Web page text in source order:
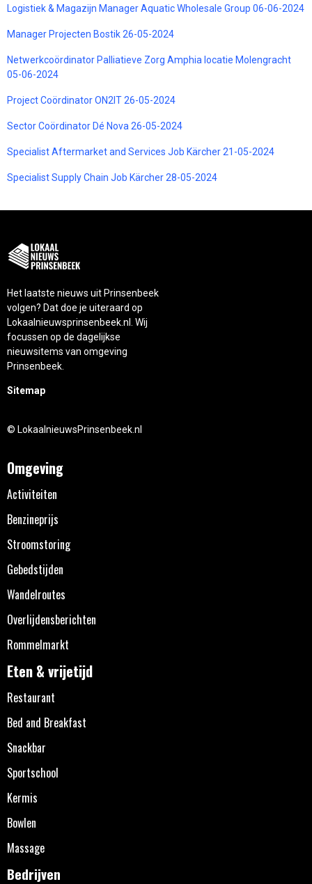
Logistiek & Magazijn Manager Aquatic Wholesale Group 06-06-2024
Manager Projecten Bostik 26-05-2024
Netwerkcoördinator Palliatieve Zorg Amphia locatie Molengracht
05-06-2024
Project Coördinator ON2IT 26-05-2024
Sector Coördinator Dé Nova 26-05-2024
Specialist Aftermarket and Services Job Kärcher 21-05-2024
Specialist Supply Chain Job Kärcher 28-05-2024
Het laatste nieuws uit Prinsenbeek
volgen? Dat doe je uiteraard op
Lokaalnieuwsprinsenbeek.nl. Wij
focussen op de dagelijkse
nieuwsitems van omgeving
Prinsenbeek.
Sitemap
© LokaalnieuwsPrinsenbeek.nl
Omgeving
Activiteiten
Benzineprijs
Stroomstoring
Gebedstijden
Wandelroutes
Overlijdensberichten
Rommelmarkt
Eten & vrijetijd
Restaurant
Bed and Breakfast
Snackbar
Sportschool
Kermis
Bowlen
Massage
Bedrijven